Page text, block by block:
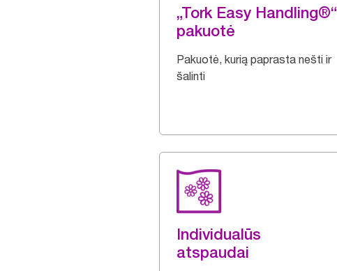
„Tork Easy Handling®“
pakuotė
Pakuotė, kurią paprasta nešti ir
šalinti
Individualūs
atspaudai